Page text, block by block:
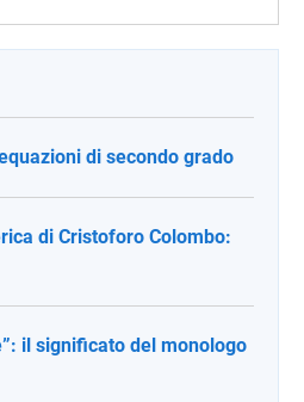
di secondo grado
di Cristoforo Colombo:
il significato del monologo